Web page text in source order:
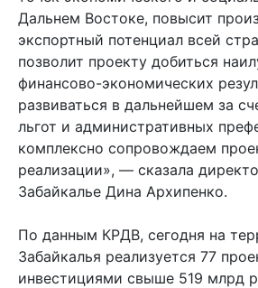
Дальнем Востоке, повысит
экспортный потенциал всей
позволит проекту добиться
финансово-экономических
развиваться в дальнейшем за
льгот и административных
комплексно сопровождаем
реализации», — сказала
Забайкалье Дина Архипенко.
По данным КРДВ, сегодня на
Забайкалья реализуется 77
инвестициями свыше 519 млрд